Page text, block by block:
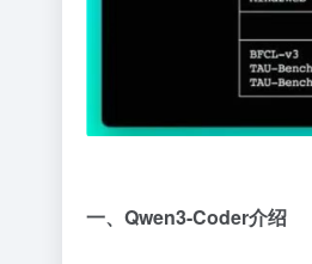
一、Qwen3-Coder介绍​